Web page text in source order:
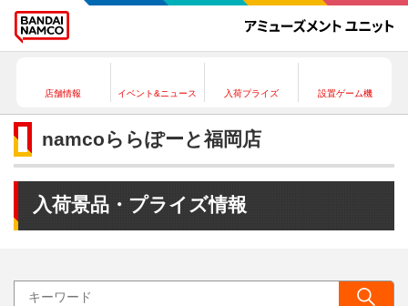
店舗情報 イベント&ニュース 入荷プライズ 設置ゲーム機
namcoららぽーと福岡店
入荷景品・プライズ情報